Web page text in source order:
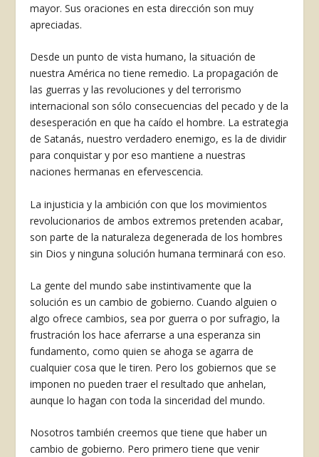
mayor. Sus ora­ciones en esta dirección son muy
apreciadas.
Desde un punto de vista humano, la situación de
nuestra América no tie­ne remedio. La propagación de
las gue­rras y las revoluciones y del terrorismo
internacional son sólo consecuencias del pecado y de la
desesperación en que ha caído el hombre. La estrategia
de Satanás, nuestro verdadero enemigo, es la de dividir
para conquistar y por eso mantiene a nuestras
naciones her­manas en efervescencia.
La injusticia y la ambición con que los movimientos
revolucionarios de ambos extremos pretenden acabar,
son parte de la naturaleza degenerada de los hombres
sin Dios y ninguna so­lución humana terminará con eso.
La gente del mundo sabe instinti­vamente que la
solución es un cambio de gobierno. Cuando alguien o
algo ofrece cambios, sea por guerra o por sufragio, la
frustración los hace aferrarse a una esperanza sin
funda­mento, como quien se ahoga se agarra de
cualquier cosa que le ti­ren. Pero los gobiernos que se
im­ponen no pueden traer el resultado que anhelan,
aunque lo hagan con toda la sinceridad del mundo.
Nosotros también creemos que tiene que haber un
cambio de go­bierno. Pero primero tiene que ve­nir